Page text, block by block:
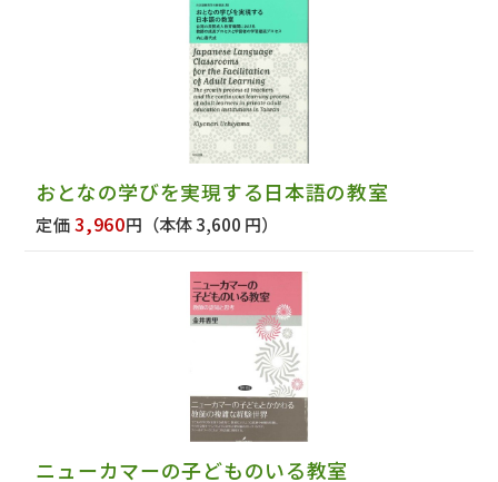
おとなの学びを実現する日本語の教室
定価3,960円 （本体 3,600 円）
ニューカマーの子どものいる教室